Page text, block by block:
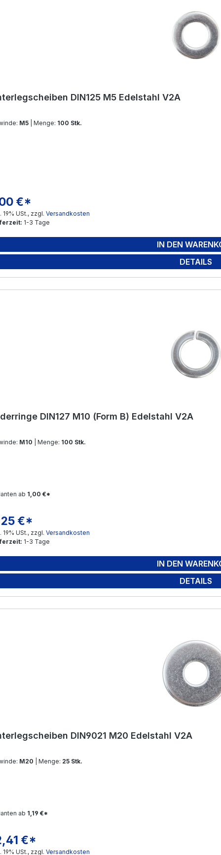
DIN125 M5 Edelstahl V2A
M5 | Menge: 100 Stk.
Preis:
€*
19% USt., zzgl. Versandkosten
1-3 Tage
IN DEN
DETAILS
DIN127 M10 (Form B) Edelstahl V2A
M10 | Menge: 100 Stk.
ab 1,00 €*
Preis:
€*
19% USt., zzgl. Versandkosten
1-3 Tage
IN DEN
DETAILS
DIN9021 M20 Edelstahl V2A
M20 | Menge: 25 Stk.
ab 1,19 €*
Preis:
€*
19% USt., zzgl. Versandkosten